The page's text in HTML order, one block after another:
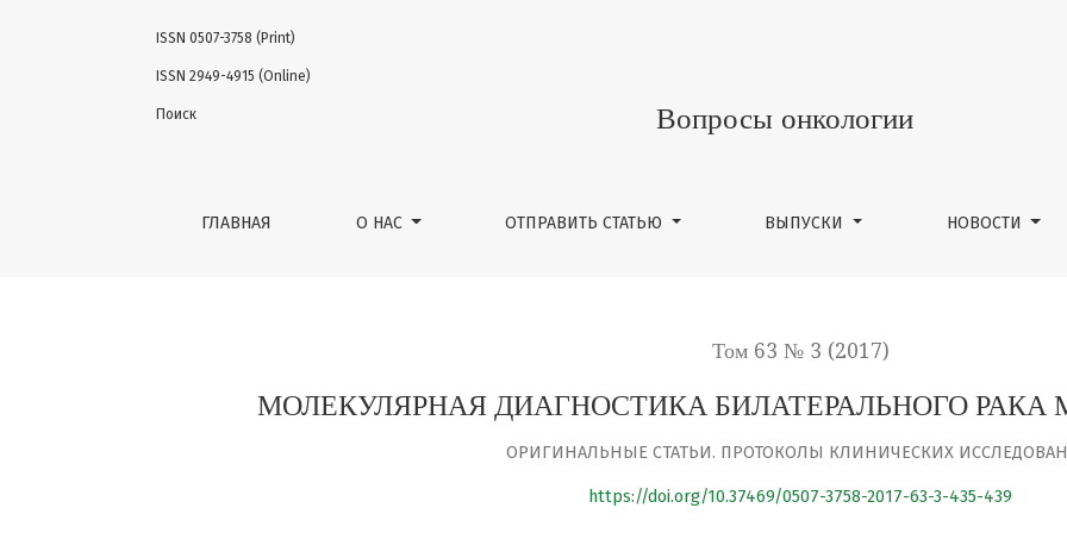
МОЛЕКУЛЯРНАЯ ДИАГНОСТИКА БИЛАТЕРАЛЬНОГО РАКА МОЛОЧНОЙ ЖЕЛЕЗЫ
Вопросы онкологии
ГЛАВНАЯ О НАС ОТПРАВИТЬ СТАТЬЮ ВЫПУСКИ НОВОСТИ
ISSN 0507-3758 (Print)
ISSN 2949-4915 (Online)
Поиск
Том 63 № 3 (2017)
МОЛЕКУЛЯРНАЯ ДИАГНОСТИКА БИЛАТЕРАЛЬНОГО
ОРИГИНАЛЬНЫЕ СТАТЬИ. ПРОТОКОЛЫ КЛИНИЧЕСКИХ
https://doi.org/10.37469/0507-3758-2017-63-3-435-439